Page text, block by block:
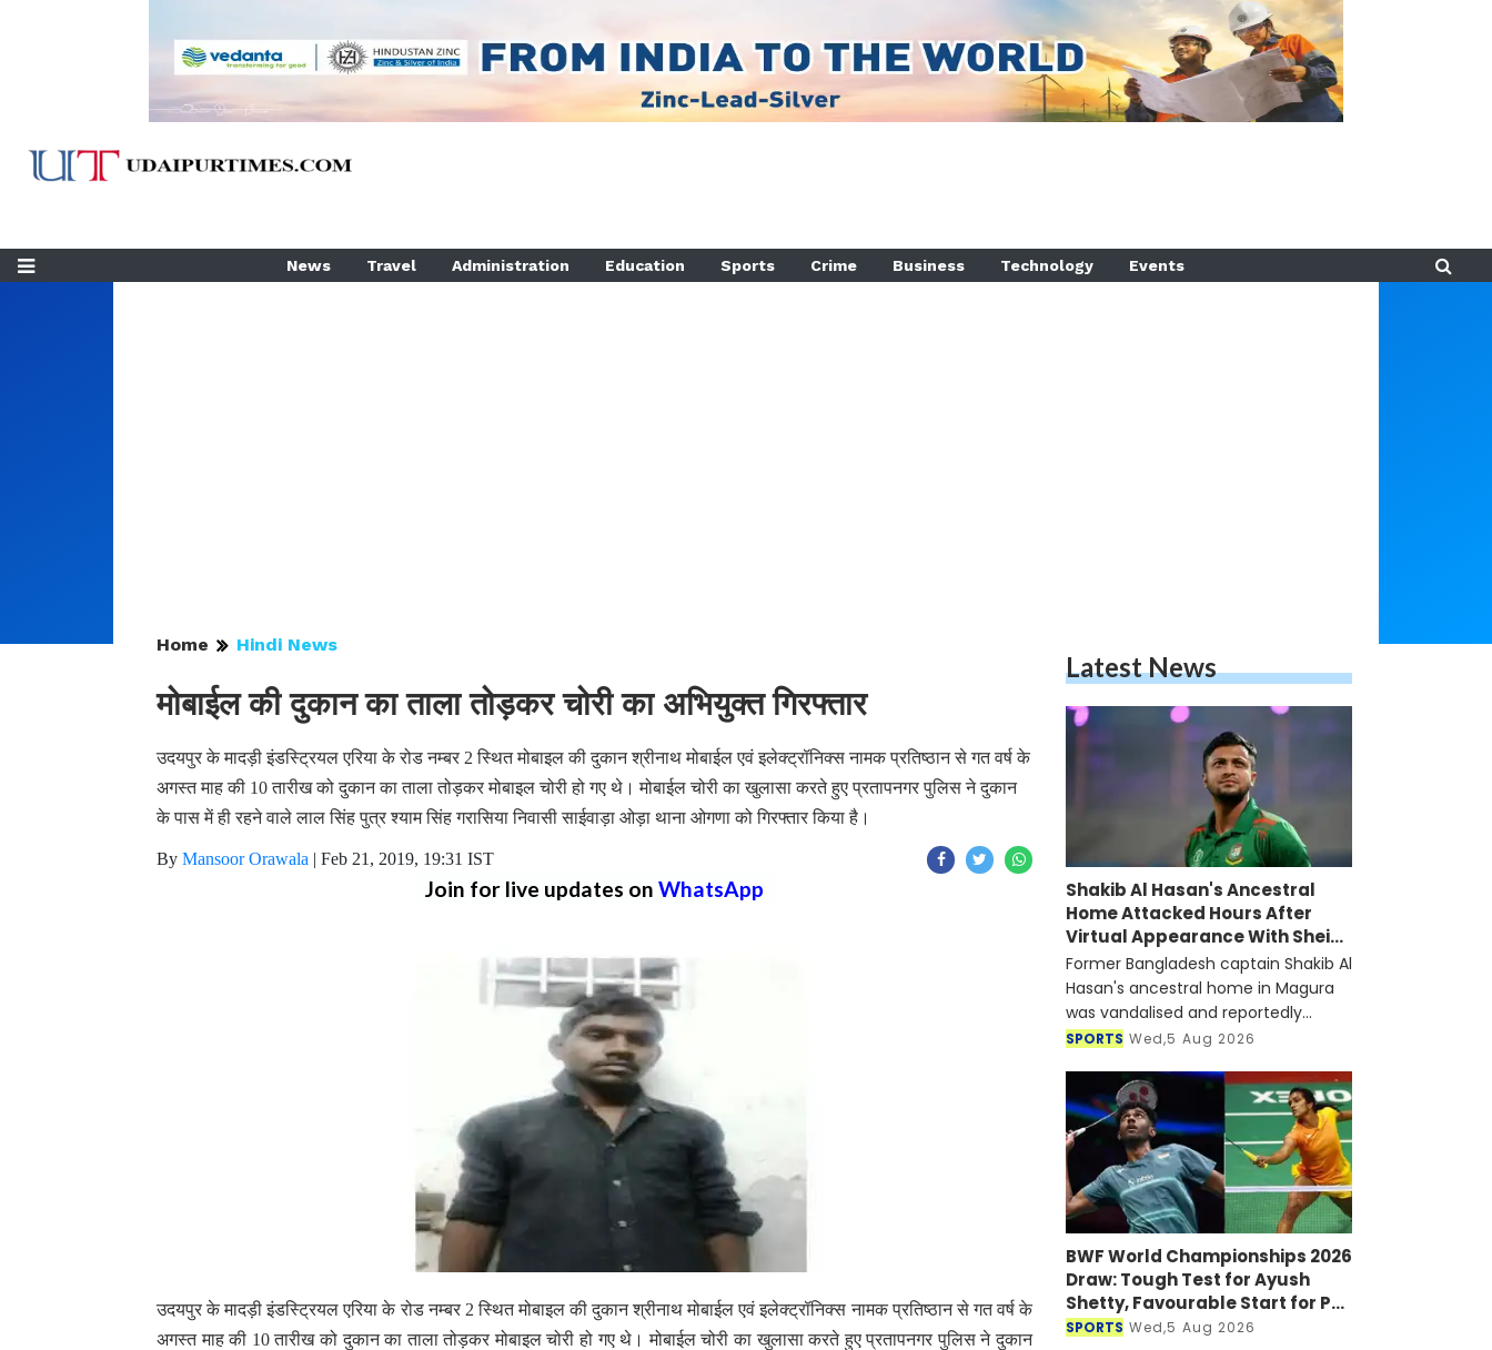
News Travel Administration Education Sports Crime Business Technology Events
Home Hindi News
मोबाईल की दुकान का ताला तोड़कर चोरी का अभियुक्त गिरफ्तार
उदयपुर के मादड़ी इंडस्ट्रियल एरिया के रोड नम्बर 2 स्थित मोबाइल की दुकान श्रीनाथ मोबाईल एवं इलेक्ट्रॉनिक्स नामक प्रतिष्ठान से गत वर्ष के
अगस्त माह की 10 तारीख को दुकान का ताला तोड़कर मोबाइल चोरी हो गए थे। मोबाईल चोरी का खुलासा करते हुए प्रतापनगर पुलिस ने दुकान
के पास में ही रहने वाले लाल सिंह पुत्र श्याम सिंह गरासिया निवासी साईवाड़ा ओड़ा थाना ओगणा को गिरफ्तार किया है।
By Mansoor Orawala | Feb 21, 2019, 19:31 IST
Join for live updates on WhatsApp
उदयपुर के मादड़ी इंडस्ट्रियल एरिया के रोड नम्बर 2 स्थित मोबाइल की दुकान श्रीनाथ मोबाईल एवं इलेक्ट्रॉनिक्स नामक प्रतिष्ठान से गत वर्ष के
अगस्त माह की 10 तारीख को दुकान का ताला तोड़कर मोबाइल चोरी हो गए थे। मोबाईल चोरी का खुलासा करते हुए प्रतापनगर पुलिस ने दुकान
Latest News
Shakib Al Hasan's Ancestral
Home Attacked Hours After
Virtual Appearance With Sheikh
Hasina
Former Bangladesh captain Shakib Al
Hasan's ancestral home in Magura
was vandalised and reportedly
targeted with a petrol bomb shortly
conference alongside Sheikh Hasi
SPORTS Wed,5 Aug 2026
BWF World Championships 2026
Draw: Tough Test for Ayush
Shetty, Favourable Start for PV
Sindhu
SPORTS Wed,5 Aug 2026